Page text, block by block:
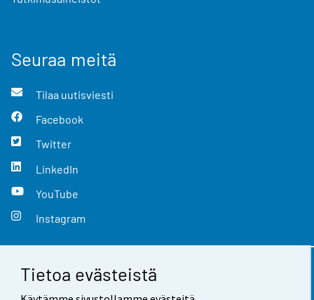
Tietoa evästeistä
Seuraa meitä
Tilaa uutisviesti
Facebook
Twitter
LinkedIn
YouTube
Instagram
Yhteystiedot